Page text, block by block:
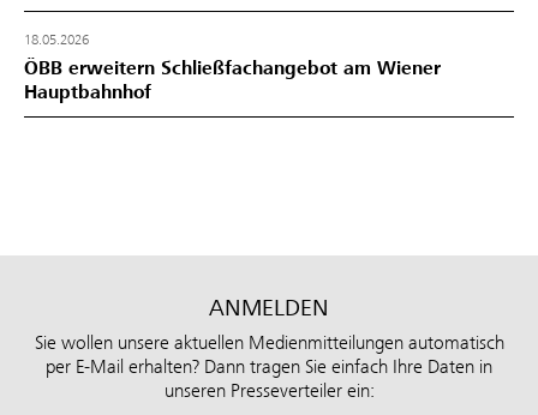
18.05.2026
ÖBB erweitern Schließfachangebot am Wiener
Hauptbahnhof
ANMELDEN
Sie wollen unsere aktuellen Medienmitteilungen automatisch
per E-Mail erhalten? Dann tragen Sie einfach Ihre Daten in
unseren Presseverteiler ein: